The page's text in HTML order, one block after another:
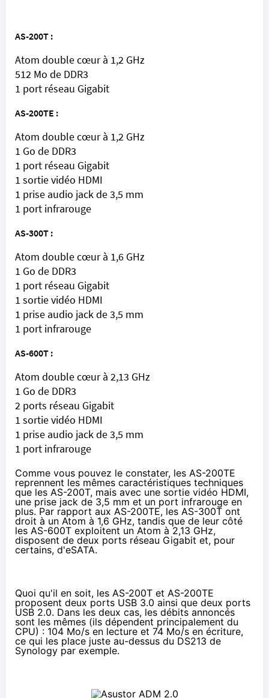
AS-200T :
Atom double cœur à 1,2 GHz
512 Mo de DDR3
1 port réseau Gigabit
AS-200TE :
Atom double cœur à 1,2 GHz
1 Go de DDR3
1 port réseau Gigabit
1 sortie vidéo HDMI
1 prise audio jack de 3,5 mm
1 port infrarouge
AS-300T :
Atom double cœur à 1,6 GHz
1 Go de DDR3
1 port réseau Gigabit
1 sortie vidéo HDMI
1 prise audio jack de 3,5 mm
1 port infrarouge
AS-600T :
Atom double cœur à 2,13 GHz
1 Go de DDR3
2 ports réseau Gigabit
1 sortie vidéo HDMI
1 prise audio jack de 3,5 mm
1 port infrarouge
Comme vous pouvez le constater, les AS-200TE
reprennent les mêmes caractéristiques techniques
que les AS-200T, mais avec une sortie vidéo HDMI,
une prise jack de 3,5 mm et un port infrarouge en
plus. Par rapport aux AS-200TE, les AS-300T ont
droit à un Atom à 1,6 GHz, tandis que de leur côté
les AS-600T exploitent un Atom à 2,13 GHz,
disposent de deux ports réseau Gigabit et, pour
certains, d'eSATA.
Quoi qu'il en soit, les AS-200T et AS-200TE
proposent deux ports USB 3.0 ainsi que deux ports
USB 2.0. Dans les deux cas, les débits annoncés
sont les mêmes (ils dépendent principalement du
CPU) : 104 Mo/s en lecture et 74 Mo/s en écriture,
ce qui les place juste au-dessus du DS213 de
Synology par exemple.